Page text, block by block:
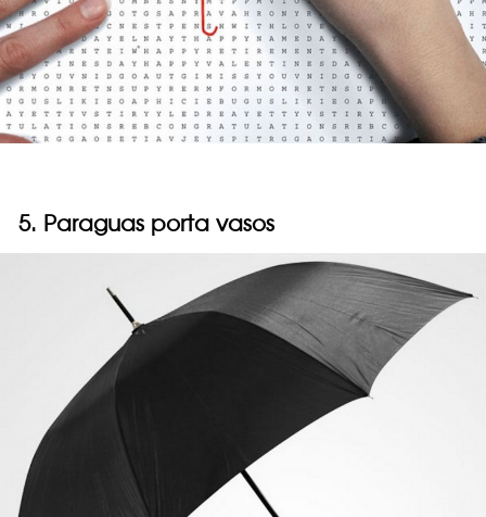
5. Paraguas porta vasos